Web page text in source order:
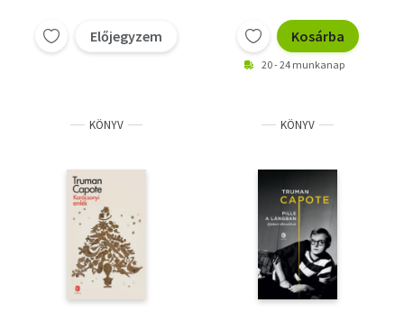
Előjegyzem Kosárba
20 - 24 munkanap
KÖNYV KÖNYV